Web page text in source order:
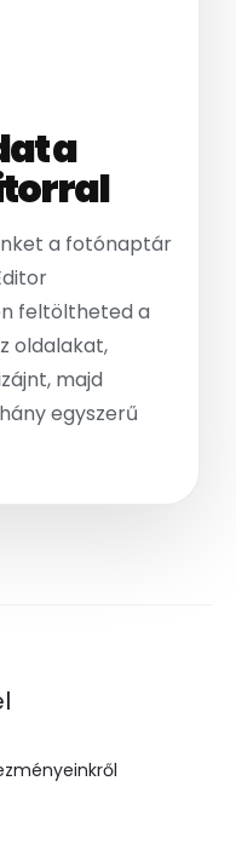
a
a fotónaptár
feltöltheted a
oldalakat,
majd
egyszerű